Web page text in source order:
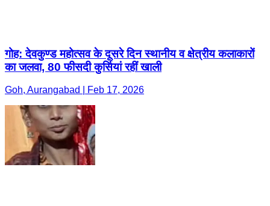
गोह: देवकुण्ड महोत्सव के दूसरे दिन स्थानीय व क्षेत्रीय कलाकारों
का जलवा, 80 फीसदी कुर्सियां रहीं खाली
Goh, Aurangabad | Feb 17, 2026